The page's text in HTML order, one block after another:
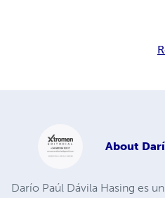
About
Darío Paúl Dávila Hasing es